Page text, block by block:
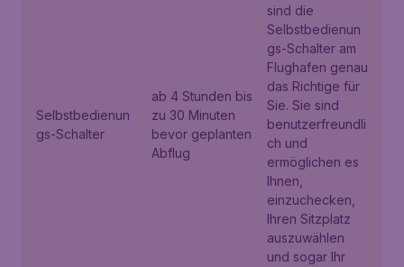
Selbstbedienun
gs-Schalter
ab 4 Stunden bis
zu 30 Minuten
bevor geplanten
Abflug
sind die
Selbstbedienun
gs-Schalter am
Flughafen genau
das Richtige für
Sie. Sie sind
benutzerfreundli
ch und
ermöglichen es
Ihnen,
einzuchecken,
Ihren Sitzplatz
auszuwählen
und sogar Ihr